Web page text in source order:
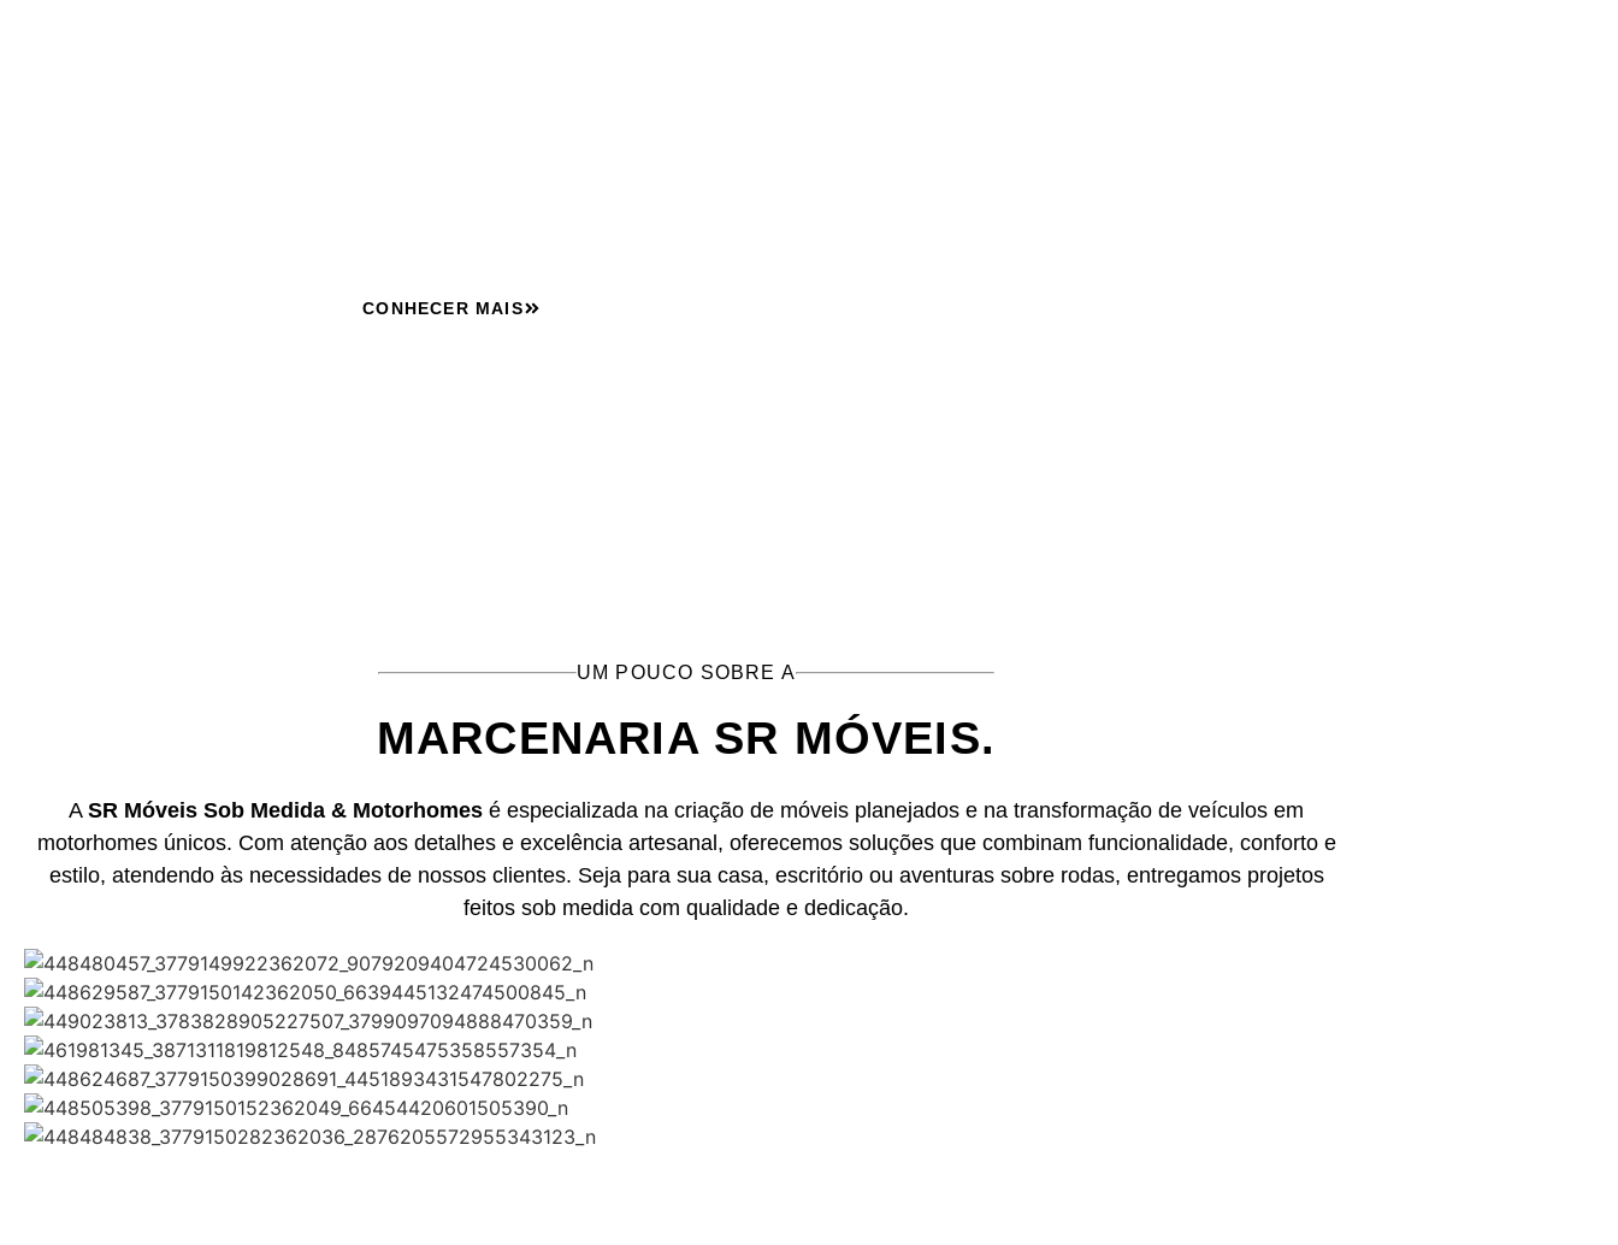
CONHECER MAIS
UM POUCO SOBRE A
MARCENARIA SR MÓVEIS.
A SR Móveis Sob Medida & Motorhomes é especializada na criação de móveis planejados e na transformação de veículos em
motorhomes únicos. Com atenção aos detalhes e excelência artesanal, oferecemos soluções que combinam funcionalidade, conforto e
estilo, atendendo às necessidades de nossos clientes. Seja para sua casa, escritório ou aventuras sobre rodas, entregamos projetos
feitos sob medida com qualidade e dedicação.